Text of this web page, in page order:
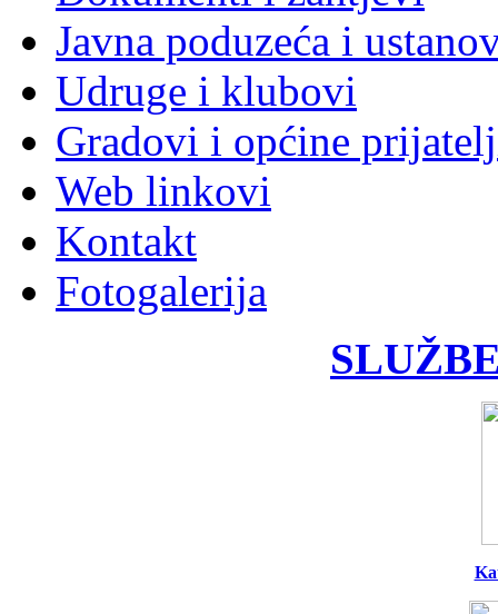
Javna poduzeća i
Udruge i klubovi
Gradovi i općine
Web linkovi
Kontakt
Fotogalerija